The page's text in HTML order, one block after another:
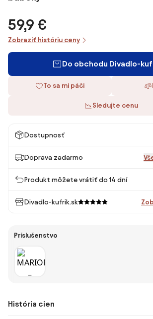
59,9 €
Zobraziť históriu ceny
Do obchodu Divadlo-
To sa mi páči
Sledujte cenu
Dostupnosť
Doprava zadarmo
Produkt môžete vrátiť do 14 dní
Divadlo-kufrik.sk
Príslušenstvo
História cien